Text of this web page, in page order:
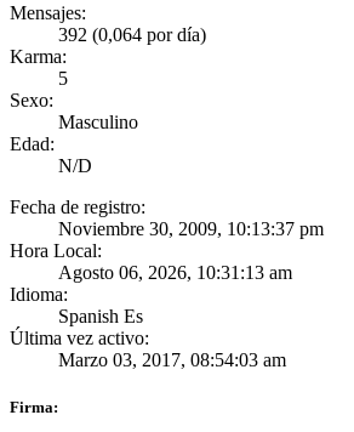
Mensajes:
392 (0,064 por día)
Karma:
5
Sexo:
Masculino
Edad:
N/D
Fecha de registro:
Noviembre 30, 2009, 10:13:37 pm
Hora Local:
Agosto 06, 2026, 10:31:13 am
Idioma:
Spanish Es
Última vez activo:
Marzo 03, 2017, 08:54:03 am
Firma: